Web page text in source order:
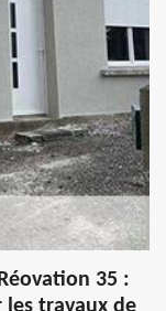
35 :
travaux de